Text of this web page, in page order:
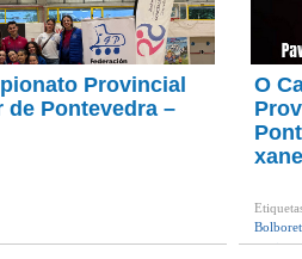
Provincial
de Pontevedra –
O